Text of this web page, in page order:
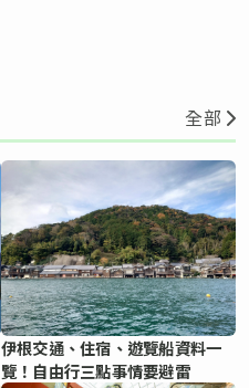
全部
伊根交通、住宿、遊覽船資料一
覽！自由行三點事情要避雷